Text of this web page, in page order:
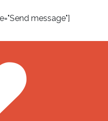
message"]